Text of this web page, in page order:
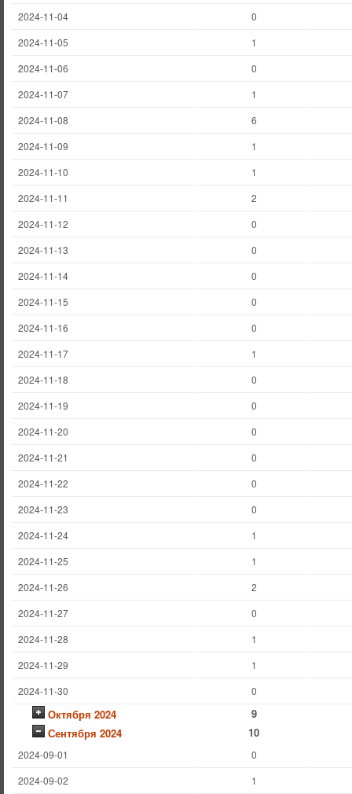
2024-11-04
0
2024-11-05
1
2024-11-06
0
2024-11-07
1
2024-11-08
6
2024-11-09
1
2024-11-10
1
2024-11-11
2
2024-11-12
0
2024-11-13
0
2024-11-14
0
2024-11-15
0
2024-11-16
0
2024-11-17
1
2024-11-18
0
2024-11-19
0
2024-11-20
0
2024-11-21
0
2024-11-22
0
2024-11-23
0
2024-11-24
1
2024-11-25
1
2024-11-26
2
2024-11-27
0
2024-11-28
1
2024-11-29
1
2024-11-30
0
Октября 2024
9
Сентября 2024
10
2024-09-01
0
2024-09-02
1